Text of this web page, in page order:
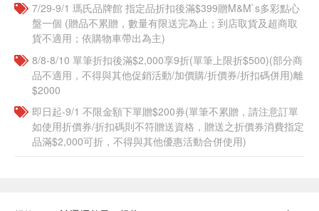
7/29-9/1 瑪氏品牌館 指定品折扣後滿$399贈M&M`s多彩點心
盤一個​ (贈品不累贈，數量有限送完為止；到店取貨及超商取
貨不適用；依購物車帶出為主)
8/8-8/10 單筆折扣後滿$2,000享9折(單筆上限折$500)(部分商
品不適用，不得與其他促銷活動/加價購/折價券/折扣碼併用)離
$2000
即日起-9/1 不限金額下單贈$200券(單筆不累贈，請注意訂單
如使用折價券/折扣碼則不符贈送資格，贈送之折價券消費指定
品滿$2,000可折，不得與其他優惠活動合併使用)